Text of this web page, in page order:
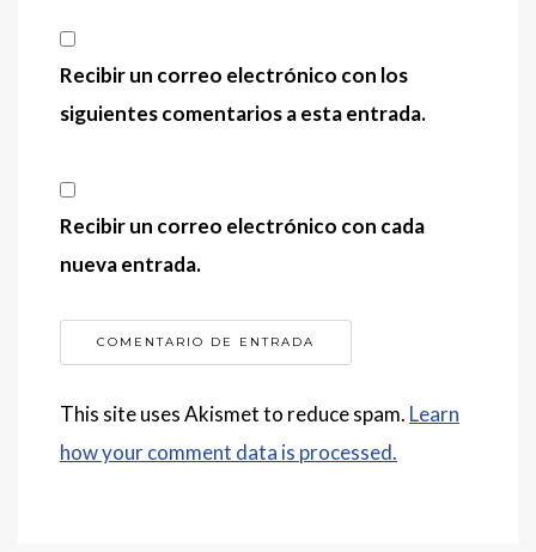
Recibir un correo electrónico con los
siguientes comentarios a esta entrada.
Recibir un correo electrónico con cada
nueva entrada.
This site uses Akismet to reduce spam. Learn
how your comment data is processed.